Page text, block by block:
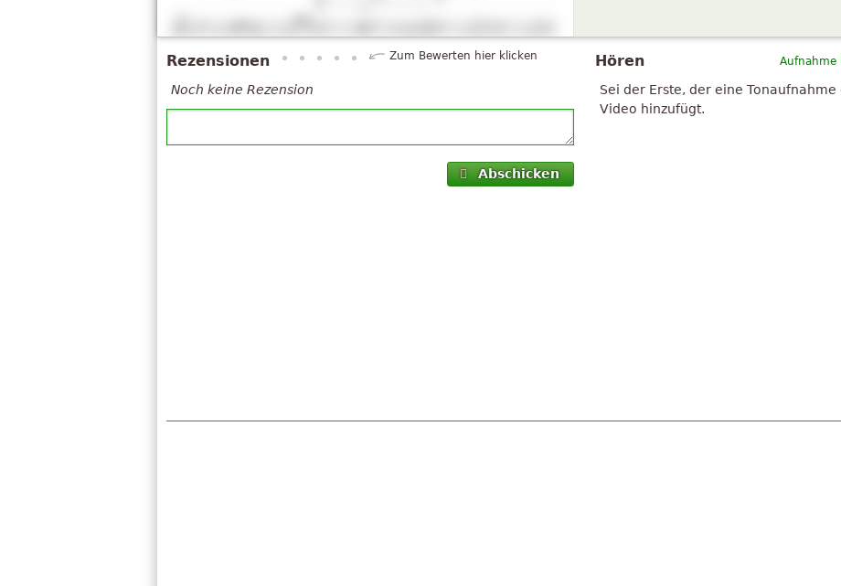
Aufnahme
Hören
Sei der Erste, der eine Tonaufnahme
Video hinzufügt.
Rezensionen Zum Bewerten hier klicken
Noch keine Rezension
Abschicken